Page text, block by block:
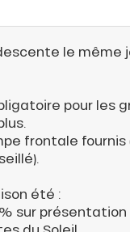
le même
pour les
frontale fournis
été :
sur